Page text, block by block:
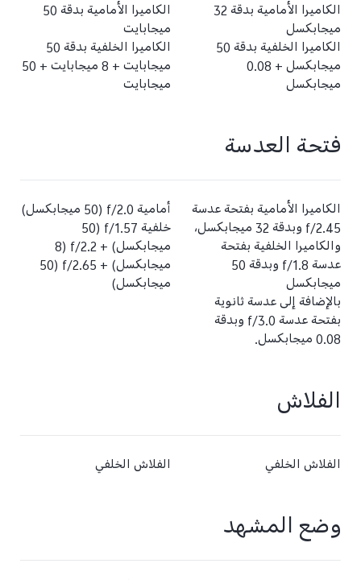
الكاميرا الأمامية بدقة 32
ميجابكسل
الكاميرا الخلفية بدقة 50
ميجابكسل + 0.08
ميجابكسل
الكاميرا الأمامية بدقة 50
ميجابايت
الكاميرا الخلفية بدقة 50
ميجابايت +‏ 8 ميجابايت +‏ 50
ميجابايت
فتحة العدسة
الكاميرا الأمامية بفتحة عدسة
f/2.45 وبدقة 32 ميجابكسل،
والكاميرا الخلفية بفتحة
عدسة f/1.8 وبدقة 50
ميجابكسل
بالإضافة إلى عدسة ثانوية
بفتحة عدسة f/3.0 وبدقة
0.08 ميجابكسل.
أمامية f/2.0 (‏50 ميجابكسل)
خلفية f/1.57‏ (50
ميجابكسل) + f/2.2‏ (8
ميجابكسل) + f/2.65 (‏50
ميجابكسل)
الفلاش
الفلاش الخلفي الفلاش الخلفي
وضع المشهد